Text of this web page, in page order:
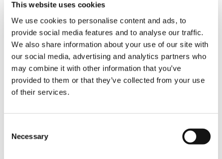
This website uses cookies
We use cookies to personalise content and ads, to
provide social media features and to analyse our traffic.
We also share information about your use of our site with
our social media, advertising and analytics partners who
may combine it with other information that you’ve
provided to them or that they’ve collected from your use
of their services.
Selection
Necessary
CAPACITÉ:90 t
LONGUEUR DE FLÈCHE PRINCIPALE:
11.5 m – 43.0 m
RALLONGE DE FLÈCHE:2.5 m, 10.1
m, 17.7 m
HAUTEUR DE TÊTE MAX.:60.4 m